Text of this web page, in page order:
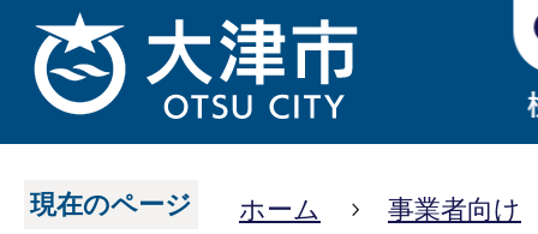
現在のページ ホーム
事業者向け